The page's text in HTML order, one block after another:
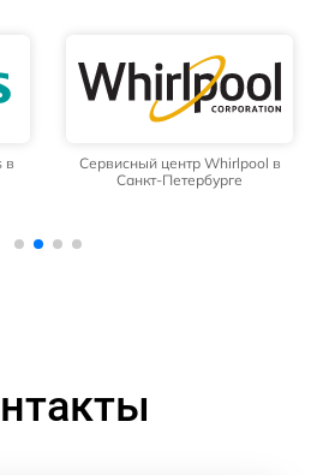
в
Сервисный центр Whirlpool в
Санкт-Петербурге